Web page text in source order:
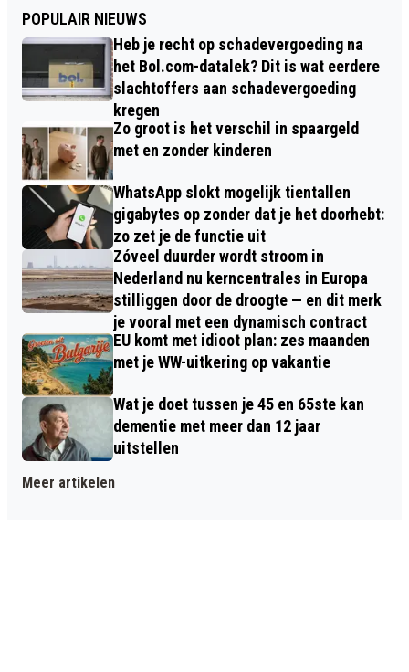
POPULAIR NIEUWS
Heb je recht op schadevergoeding na
het Bol.com-datalek? Dit is wat eerdere
slachtoffers aan schadevergoeding
kregen
Zo groot is het verschil in spaargeld
met en zonder kinderen
WhatsApp slokt mogelijk tientallen
gigabytes op zonder dat je het doorhebt:
zo zet je de functie uit
Zóveel duurder wordt stroom in
Nederland nu kerncentrales in Europa
stilliggen door de droogte — en dit merk
je vooral met een dynamisch contract
EU komt met idioot plan: zes maanden
met je WW-uitkering op vakantie
Wat je doet tussen je 45 en 65ste kan
dementie met meer dan 12 jaar
uitstellen
Meer artikelen